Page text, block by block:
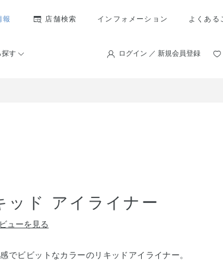
報 店舗検索 インフォメーション よくある
探す ログイン ／ 新規会員登録
ッド アイライナー
ューを見る
でビビットなカラーのリキッドアイライナー。